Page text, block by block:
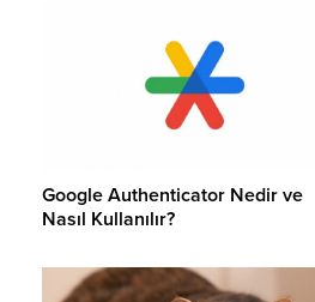
Google Authenticator Nedir ve
Nasıl Kullanılır?